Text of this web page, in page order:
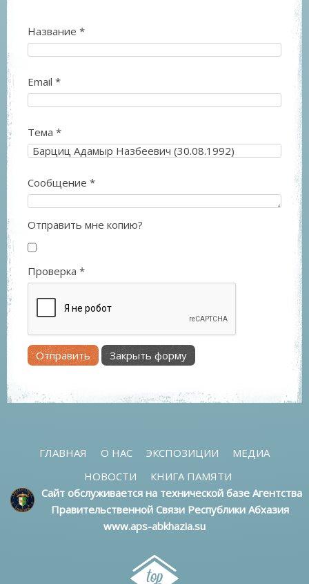
Название *
Email *
Тема *
Сообщение *
Отправить мне копию?
Проверка *
Отправить Закрыть форму
ГЛАВНАЯ О НАС ЭКСПОЗИЦИИ
МЕДИА
НОВОСТИ
КНИГА ПАМЯТИ
Сайт обслуживается на технической базе Агентства
Правительственной Связи Республики Абхазия
www.aps-abkhazia.su